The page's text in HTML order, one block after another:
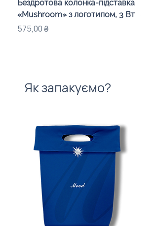
Бездротова колонка-підставка
«Mushroom» з логотипом, 3 Вт
Ціна
575,00 ₴
Як запакуємо?